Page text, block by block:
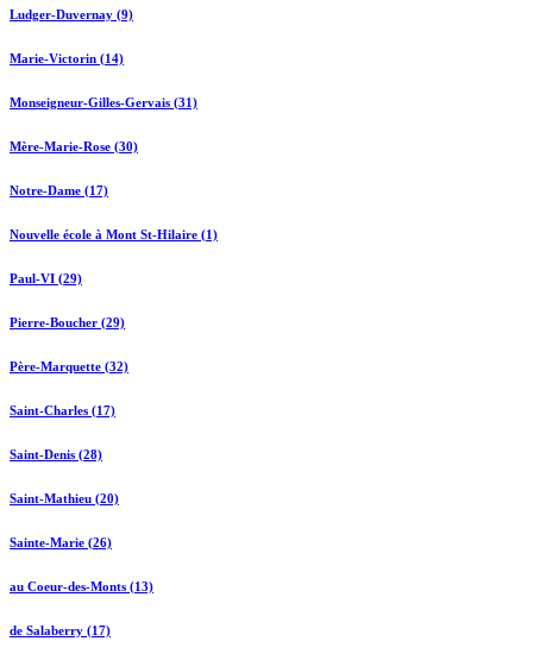
Ludger-Duvernay (9)
Marie-Victorin (14)
Monseigneur-Gilles-Gervais (31)
Mère-Marie-Rose (30)
Notre-Dame (17)
Nouvelle école à Mont St-Hilaire (1)
Paul-VI (29)
Pierre-Boucher (29)
Père-Marquette (32)
Saint-Charles (17)
Saint-Denis (28)
Saint-Mathieu (20)
Sainte-Marie (26)
au Coeur-des-Monts (13)
de Salaberry (17)